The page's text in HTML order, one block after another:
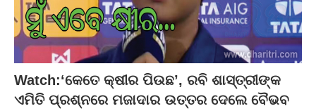
Watch:‘କେତେ କ୍ଷୀର ପିଉଛ’, ରବି ଶାସ୍ତ୍ରୀଙ୍କ
ଏମିତି ପ୍ରଶ୍ନରେ ମଜାଦାର ଉତ୍ତର ଦେଲେ ବୈଭବ